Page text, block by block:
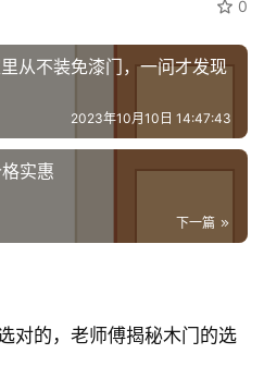
0
从不装免漆门，一问才发现
2023年10月10日 14:47:43
实惠
下一篇
对的，老师傅揭秘木门的选